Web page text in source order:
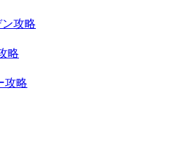
攻略
略
攻略